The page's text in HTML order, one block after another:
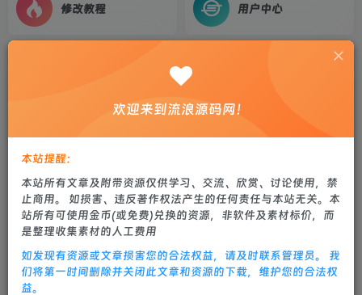
修改教程 用户中心
WIN系服务端+Linux手工服务端+教程
4个月前更新
0 602 18
欢迎来到流浪源码网！
本站提醒：
本站所有文章及附带资源仅供学习、交流、欣赏、讨论使用，禁
止商用。 如损害、违反著作权法产生的任何责任与本站无关。本
站所有可使用金币(或免费)兑换的资源，非软件及素材标价，而
是整理收集素材的人工费用
如发现有资源或文章损害您的合法权益，请及时联系管理员。 我
们将第一时间删除并关闭此文章和资源的下载，维护您的合法权
益。